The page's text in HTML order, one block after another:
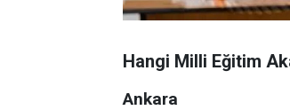
Hangi Milli Eğitim
Ankara